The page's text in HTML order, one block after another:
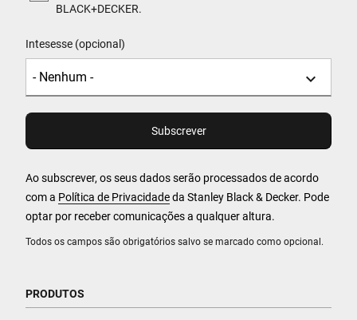
Todos os campos são obrigatórios salvo se marcado como opcional.
BLACK+DECKER.
Intesesse (opcional)
Ao subscrever, os seus dados serão processados de acordo
com a Política de Privacidadeda Stanley Black & Decker. Pode
optar por receber comunicações a qualquer altura.
PRODUTOS